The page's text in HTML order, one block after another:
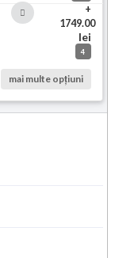
+
1749.00
lei
4
mai multe opțiuni